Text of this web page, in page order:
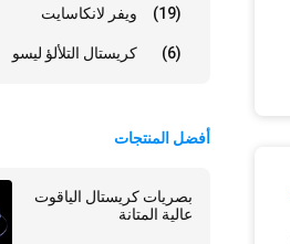
ويفر لانكاسايت (19)
كريستال التلألؤ ليسو (6)
أفضل المنتجات
بصريات كريستال الياقوت
عالية المتانة